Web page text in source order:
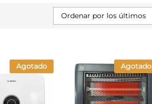
Ordenar por los últimos
Agotado Agotado